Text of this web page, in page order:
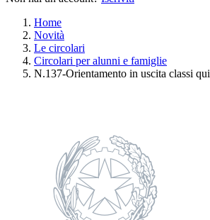
Home
Novità
Le circolari
Circolari per alunni e famiglie
N.137-Orientamento in uscita classi